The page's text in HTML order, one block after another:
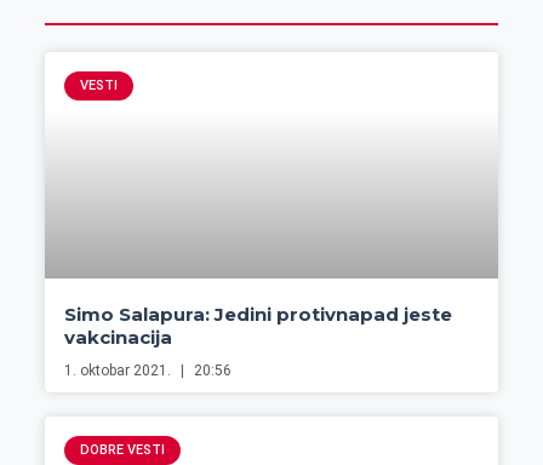
VESTI
Simo Salapura: Jedini protivnapad jeste
vakcinacija
1. oktobar 2021. 20:56
DOBRE VESTI